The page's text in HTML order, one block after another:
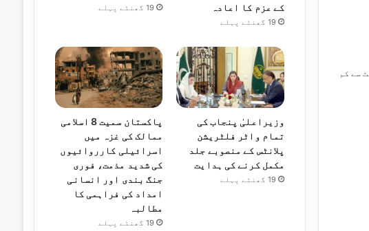
کے عزم کا اعادہ
19 گھنٹے پہلے
19 گھنٹے پہلے
وزیراعلیٰ پنجاب کی
تمام واٹر فلٹریشن
پلانٹس کے منصوبے جلد
مکمل کرنے کی ہدایت
19 گھنٹے پہلے
پاکستان سمیت 8 اسلامی
ممالک کی غزہ میں
اسرائیلی کارروائیوں
کی شدید مذمت، فوری
جنگ بندی اور انسانی
امداد کی فراہمی کا
مطالبہ
19 گھنٹے پہلے